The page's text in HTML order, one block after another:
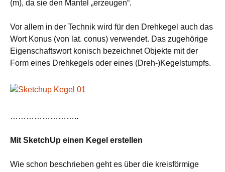
(m), da sie den Mantel „erzeugen“.
Vor allem in der Technik wird für den Drehkegel auch das
Wort Konus (von lat. conus) verwendet. Das zugehörige
Eigenschaftswort konisch bezeichnet Objekte mit der
Form eines Drehkegels oder eines (Dreh-)Kegelstumpfs.
……………………..
Mit SketchUp einen Kegel erstellen
Wie schon beschrieben geht es über die kreisförmige